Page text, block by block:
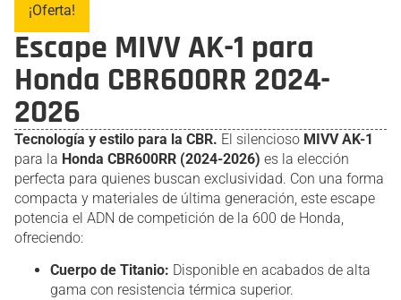
¡Oferta!
Escape MIVV AK-1 para
Honda CBR600RR 2024-
2026
Tecnología y estilo para la CBR. El silencioso MIVV AK-1
para la Honda CBR600RR (2024-2026) es la elección
perfecta para quienes buscan exclusividad. Con una forma
compacta y materiales de última generación, este escape
potencia el ADN de competición de la 600 de Honda,
ofreciendo:
Cuerpo de Titanio: Disponible en acabados de alta
gama con resistencia térmica superior.